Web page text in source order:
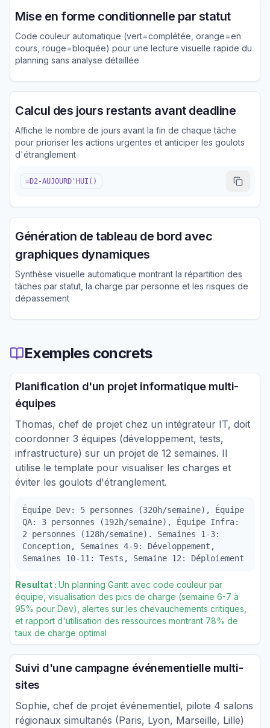
Mise en forme conditionnelle par statut
Code couleur automatique (vert=complétée, orange=en
cours, rouge=bloquée) pour une lecture visuelle rapide du
planning sans analyse détaillée
Calcul des jours restants avant deadline
Affiche le nombre de jours avant la fin de chaque tâche
pour prioriser les actions urgentes et anticiper les goulots
d'étranglement
=D2-AUJOURD'HUI()
Génération de tableau de bord avec
graphiques dynamiques
Synthèse visuelle automatique montrant la répartition des
tâches par statut, la charge par personne et les risques de
dépassement
Exemples concrets
Planification d'un projet informatique multi-
équipes
Thomas, chef de projet chez un intégrateur IT, doit
coordonner 3 équipes (développement, tests,
infrastructure) sur un projet de 12 semaines. Il
utilise le template pour visualiser les charges et
éviter les goulots d'étranglement.
Équipe Dev: 5 personnes (320h/semaine), Équipe
QA: 3 personnes (192h/semaine), Équipe Infra:
2 personnes (128h/semaine). Semaines 1-3:
Conception, Semaines 4-9: Développement,
Semaines 10-11: Tests, Semaine 12: Déploiement
Resultat : Un planning Gantt avec code couleur par
équipe, visualisation des pics de charge (semaine 6-7 à
95% pour Dev), alertes sur les chevauchements critiques,
et rapport d'utilisation des ressources montrant 78% de
taux de charge optimal
Suivi d'une campagne événementielle multi-
sites
Sophie, chef de projet événementiel, pilote 4 salons
régionaux simultanés (Paris, Lyon, Marseille, Lille)